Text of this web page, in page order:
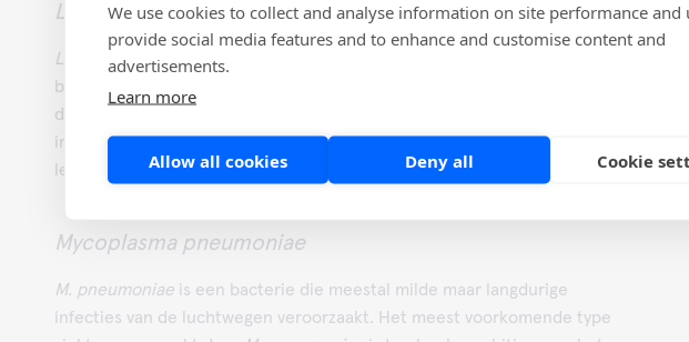
We use cookies to collect and analyse information on site performance and
provide social media features and to enhance and customise content and
advertisements.
Learn more
Allow all cookies Deny all Cookie
Legionella
Legionella
kan een ernstige vorm van longontsteking veroorzaken. De
bacterie kan groeien in zoetwatersystemen en zich verspreiden via kleine
druppeltjes. Minder vaak kunnen mensen ook ziek worden door het
inademen van drinkwater datLegionellabevat.8Sneltesten detecteren
legionella-antigenen in urinemonsters.
Mycoplasma pneumoniae
M. pneumoniae is een bacterie die meestal milde maar langdurige
infecties van de luchtwegen veroorzaakt. Het meest voorkomende type